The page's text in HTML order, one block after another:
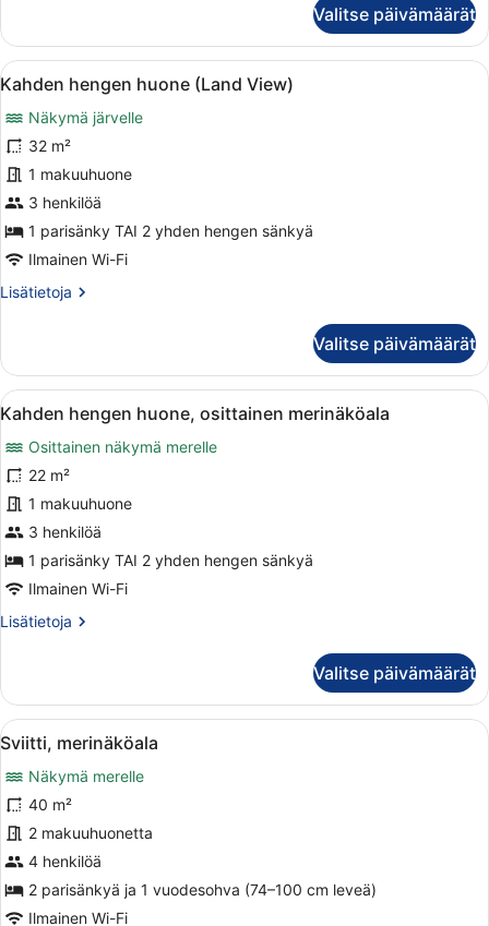
huone,
merinäköala
Valitse päivämäärät
Avaa
kaikki
huonetyypin
Kahden
hengen
huone
(Land
View)
kuvat
Hotellihuone, jossa on suuri
6
Kahden hengen huone (Land View)
Näkymä järvelle
32 m²
1 makuuhuone
3 henkilöä
1 parisänky TAI 2 yhden hengen sänkyä
Ilmainen Wi-Fi
Lisätietoja
Lisätietoja
huone
(Land
View)
Valitse päivämäärät
Avaa
kaikki
huonetyypin
Kahden
hengen
huone,
osittainen
merinäköala
kuvat
Hotellihuone, jossa on sänky,
4
Kahden hengen huone, osittainen merinäköala
Osittainen näkymä merelle
22 m²
1 makuuhuone
3 henkilöä
1 parisänky TAI 2 yhden hengen sänkyä
Ilmainen Wi-Fi
Lisätietoja
Lisätietoja
huone,
osittainen
merinäköala
Valitse päivämäärät
Avaa
kaikki
huonetyypin
Sviitti,
merinäköala
kuvat
Moderni olohuone, jossa on
5
Sviitti, merinäköala
Näkymä merelle
40 m²
2 makuuhuonetta
4 henkilöä
2 parisänkyä ja 1 vuodesohva (74–100 cm leveä)
Ilmainen Wi-Fi